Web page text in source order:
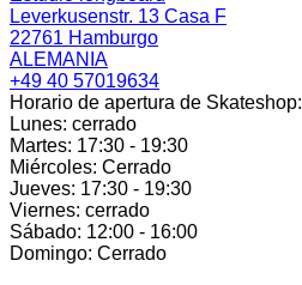
Leverkusenstr. 13 Casa F
22761 Hamburgo
ALEMANIA
+49 40 57019634
Horario de apertura de Skateshop:
Lunes: cerrado
Martes: 17:30 - 19:30
Miércoles: Cerrado
Jueves: 17:30 - 19:30
Viernes: cerrado
Sábado: 12:00 - 16:00
Domingo: Cerrado